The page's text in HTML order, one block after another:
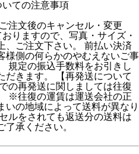
ての注意事項
注文後のキャンセル・変更
りますので、写真・サイズ・
、ご注文下さい。 前払い決済
様側の何らかのやむえないご事
規定の振込手数料をお引きし
だきます。 【再発送について
の再発送に関しましては往復
※往復の運賃は運送会社の正
いの地域によって送料が異なり
ルをされても返送分の送料は
承ください。